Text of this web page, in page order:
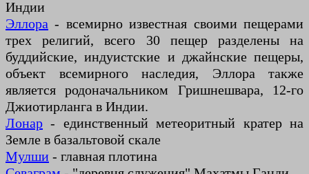
Индии
Эллора - всемирно известная своими пещерами
трех религий, всего 30 пещер разделены на
буддийские, индуистские и джайнские пещеры,
объект всемирного наследия, Эллора также
является родоначальником Гришнешвара, 12-го
Джиотирланга в Индии.
Лонар - единственный метеоритный кратер на
Земле в базальтовой скале
Мулши - главная плотина